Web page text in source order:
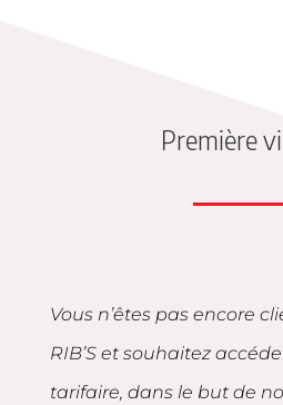
Première
Vous n’êtes pas encore
RIB’S et souhaitez
tarifaire, dans le but de